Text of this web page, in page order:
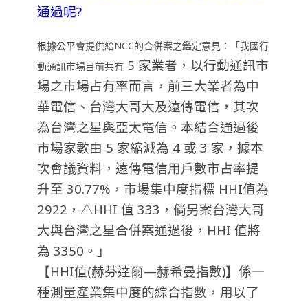
通過呢?
根據公平會提供給NCC的合併案之鑑定意見：「我國行
動通訊市場目前共有 5 家業者，以行動通訊市
場之市場占有率而言，前三大業者為中
華電信、台灣大哥大及遠傳電信，其次
為台灣之星與亞太電信。本結合通過後
市場家數由 5 家縮減為 4 或 3 家，據本
次會議資料，遠傳電信用戶數市占率提
升至 30.77%，市場集中度指標 HHI值為
2922，△HHI 值 333，倘另案台灣大哥
大與台灣之星合併案通過後，HHI 值將
為 3350。」
【HHI值(赫芬達爾—赫希曼指數)】係一
種測量產業集中度的綜合指數，用以了